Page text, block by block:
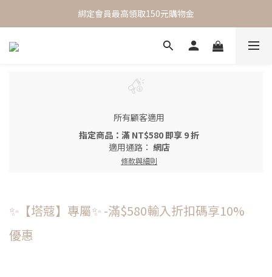
One Day One Masking  極簡保養｜極致呵護
綁定會員最高領取150元購物金
One Day One Masking  極簡保養｜極致呵護
所有顧客適用
指定商品：滿 NT$580 即享 9 折
適用通路： 網店
條款與細則
✨【塔蔻】專屬✨ -滿$580輸入折扣碼享10%
優惠